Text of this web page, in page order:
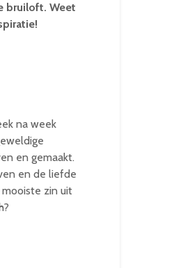
bruiloft. Weet
na week
en gemaakt.
en de liefde
mooiste zin uit